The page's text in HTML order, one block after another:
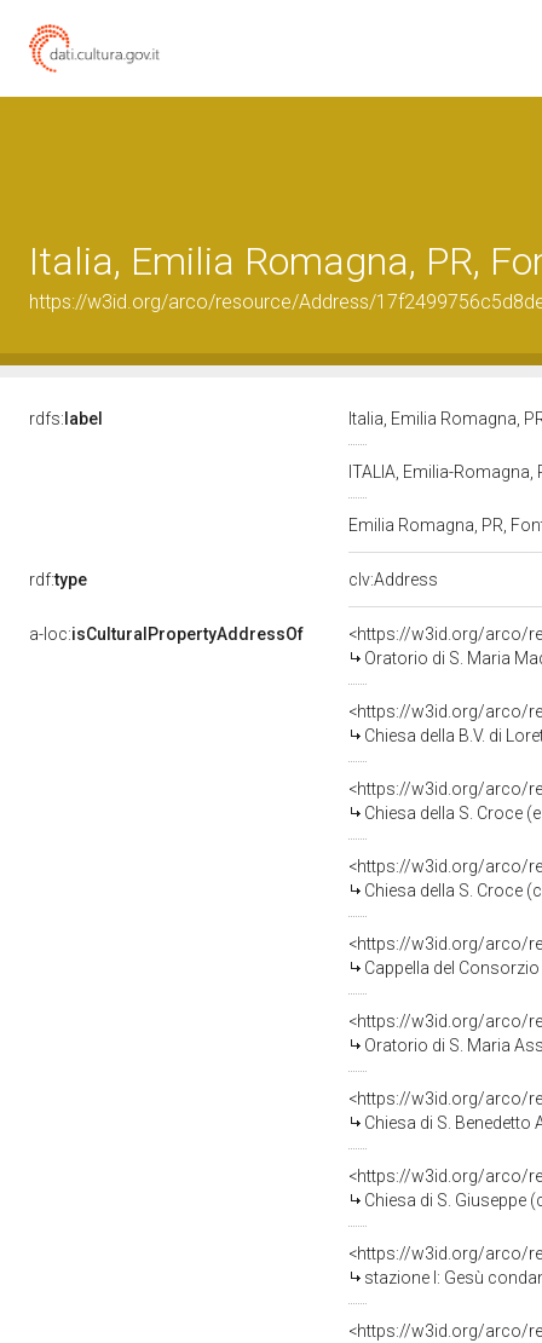
Italia, Emilia Romagna, PR,
https://w3id.org/arco/resource/Address/
rdfs: label Italia, Emilia Romagna,
ITALIA, Emilia-
Emilia Romagna, PR,
rdf:type clv:Address
a-loc:isCulturalPropertyAddressOf
<https://w3id.org/arco/
Oratorio di S. Maria
<https://w3id.org/arco/
Chiesa della B.V. di
<https://w3id.org/arco/
Chiesa della S. Croce
<https://w3id.org/arco/
Chiesa della S. Croce
<https://w3id.org/arco/
Cappella del
<https://w3id.org/arco/
Oratorio di S. Maria
<https://w3id.org/arco/
Chiesa di S.
<https://w3id.org/arco/
Chiesa di S. Giuseppe
<https://w3id.org/arco/
stazione I: Gesù
<https://w3id.org/arco/